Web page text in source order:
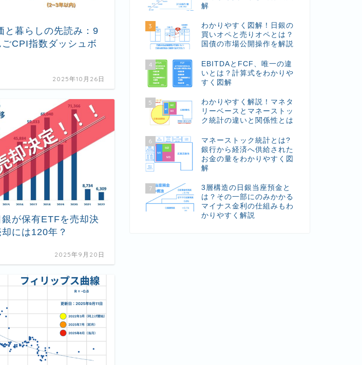
と暮らしの先読み：9
CPI指数ダッシュボ
2025年10月26日
銀が保有ETFを売却決
には120年？
2025年9月20日
解
3
わかりやすく図解！日銀の
買いオペと売りオペとは？
国債の市場公開操作を解説
4
EBITDAとFCF、唯一の違
いとは？計算式をわかりや
すく図解
5
わかりやすく解説！マネタ
リーベースとマネーストッ
ク統計の違いと関係性とは
6
マネーストック統計とは?
銀行から経済へ供給された
お金の量をわかりやすく図
解
7
3層構造の日銀当座預金と
は？その一部にのみかかる
マイナス金利の仕組みもわ
かりやすく解説